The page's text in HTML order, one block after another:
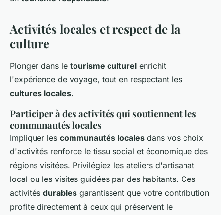
Activités locales et respect de la
culture
Plonger dans le tourisme culturel enrichit
l'expérience de voyage, tout en respectant les
cultures locales.
Participer à des activités qui soutiennent les
communautés locales
Impliquer les communautés locales dans vos choix
d'activités renforce le tissu social et économique des
régions visitées. Privilégiez les ateliers d'artisanat
local ou les visites guidées par des habitants. Ces
activités durables garantissent que votre contribution
profite directement à ceux qui préservent le